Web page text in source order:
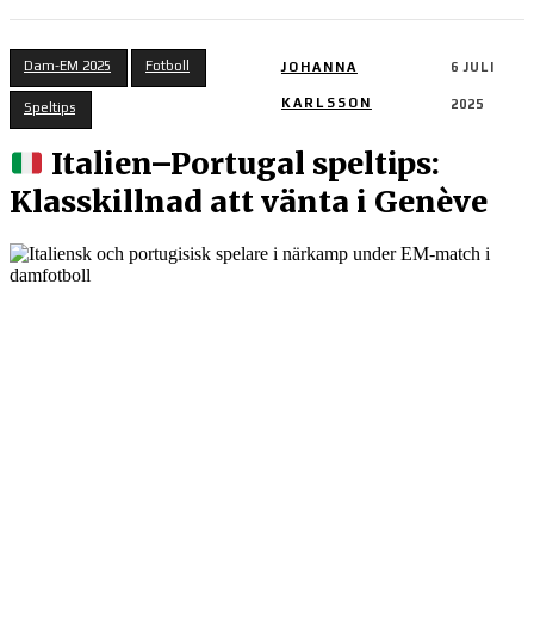
Dam-EM 2025 Fotboll
Speltips
JOHANNA
KARLSSON
6 JULI
2025
Italien–Portugal speltips:
Klasskillnad att vänta i Genève